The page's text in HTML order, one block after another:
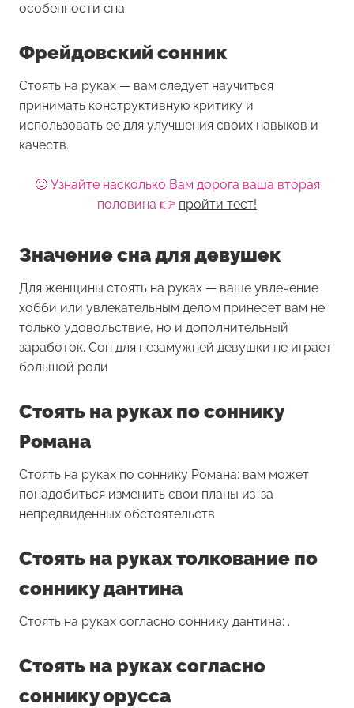
особенности сна.
Фрейдовский сонник
Стоять на руках — вам следует научиться
принимать конструктивную критику и
использовать ее для улучшения своих навыков и
качеств.
🙂 Узнайте насколько Вам дорога ваша вторая
половина 👉 пройти тест!
Значение сна для девушек
Для женщины стоять на руках — ваше увлечение
хобби или увлекательным делом принесет вам не
только удовольствие, но и дополнительный
заработок. Сон для незамужней девушки не играет
большой роли
Стоять на руках по соннику
Романа
Стоять на руках по соннику Романа: вам может
понадобиться изменить свои планы из-за
непредвиденных обстоятельств
Стоять на руках толкование по
соннику дантина
Стоять на руках согласно соннику дантина: .
Стоять на руках согласно
соннику орусса